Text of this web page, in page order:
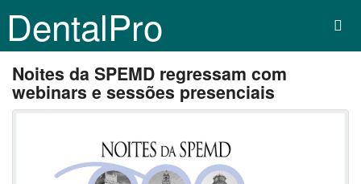
DentalPro
Noites da SPEMD regressam com
webinars e sessões presenciais